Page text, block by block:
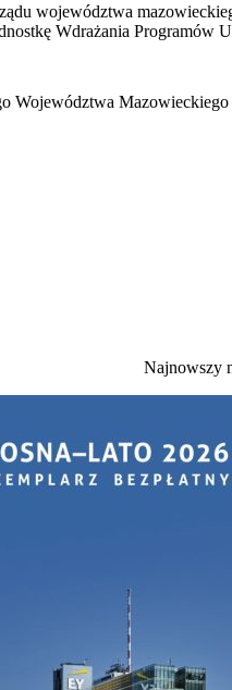
województwa
Wdrażania Programów
Województwa Mazowieckiego
Najnowszy